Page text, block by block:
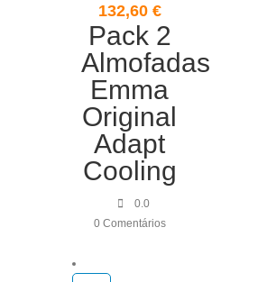
O
preço
original
era:
204,00 €.
132,60 €
preço
atual
é:
Pack 2
Almofadas
Emma
Original
Adapt
Cooling
0.0
0 Comentários